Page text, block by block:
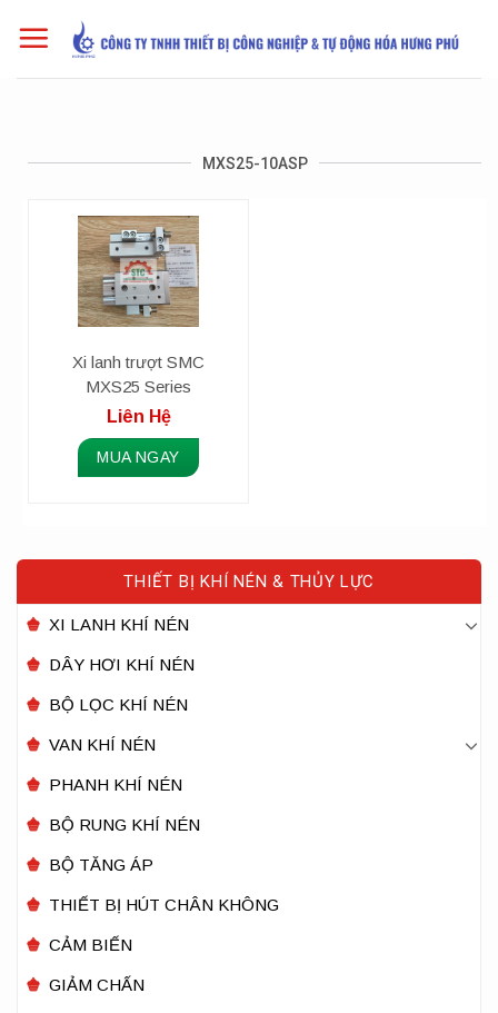
MXS25-10ASP
Xi lanh trượt SMC
MXS25 Series
Liên Hệ
MUA NGAY
THIẾT BỊ KHÍ NÉN & THỦY LỰC
XI LANH KHÍ NÉN
DÂY HƠI KHÍ NÉN
BỘ LỌC KHÍ NÉN
VAN KHÍ NÉN
PHANH KHÍ NÉN
BỘ RUNG KHÍ NÉN
BỘ TĂNG ÁP
THIẾT BỊ HÚT CHÂN KHÔNG
CẢM BIẾN
GIẢM CHẤN